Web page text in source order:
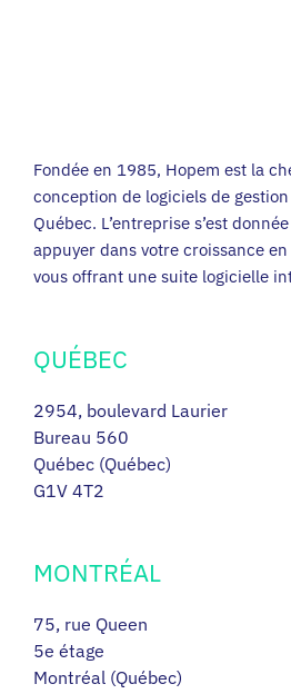
Demandez une
EN
Fondée en 1985, Hopem est la
conception de logiciels de
Québec. L’entreprise s’est
appuyer dans votre croissance
vous offrant une suite logicielle
QUÉBEC
2954, boulevard Laurier
Bureau 560
Québec (Québec)
G1V 4T2
MONTRÉAL
75, rue Queen
5e étage
Montréal (Québec)